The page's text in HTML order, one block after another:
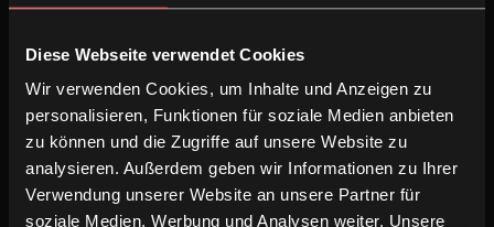
Diese Webseite verwendet Cookies
Wir verwenden Cookies, um Inhalte und Anzeigen zu
personalisieren, Funktionen für soziale Medien anbieten
zu können und die Zugriffe auf unsere Website zu
analysieren. Außerdem geben wir Informationen zu Ihrer
Verwendung unserer Website an unsere Partner für
soziale Medien, Werbung und Analysen weiter. Unsere
Schnitt:Nadia Ben Rachid
Kais Nashif
Inkludierte Sprachfassungen:
Mehrsprachige OV mit partieller deutscher Synchronisierung
und partiellen deUT
Mehrsprachige OV mit partiellen enUT
Mehrsprachige OV mit Audiodeskription